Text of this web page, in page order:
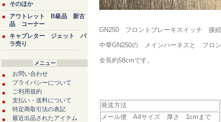
そのほか
アウトレット B級品 新古
品 コーナー
キャブレター ジェット バ
ラ売り
メニュー
お問い合わせ
プライバシーについて
ご利用規約
支払い・送料について
特定商取引法の表記
最近出品されたアイテム
GN250 フロントブレーキスイッチ
中華GN250の メインハーネスと フロン
全長約58cmです。
発送方法
メール便 A4サイズ 厚さ 1cmまで